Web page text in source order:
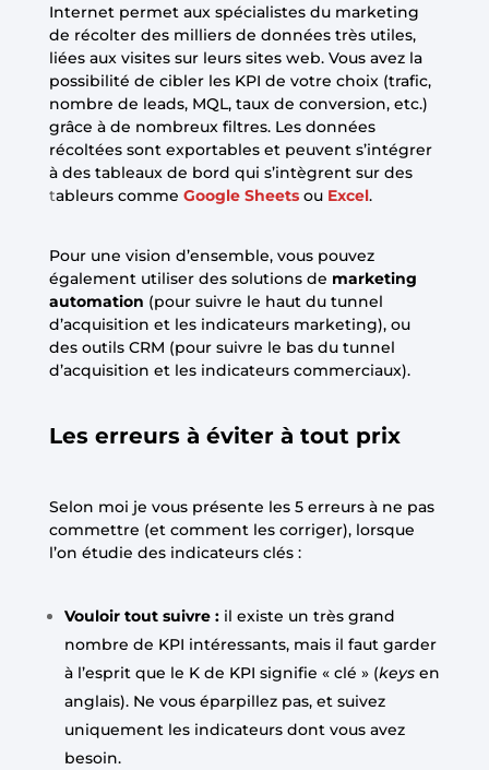
Internet permet aux spécialistes du marketing
de récolter des milliers de données très utiles,
liées aux visites sur leurs sites web. Vous avez la
possibilité de cibler les KPI de votre choix (trafic,
nombre de leads, MQL, taux de conversion, etc.)
grâce à de nombreux filtres. Les données
récoltées sont exportables et peuvent s’intégrer
à des tableaux de bord qui s’intègrent sur des
tableurs comme Google Sheetsou Excel.
Pour une vision d’ensemble, vous pouvez
également utiliser des solutions de marketing
automation (pour suivre le haut du tunnel
d’acquisition et les indicateurs marketing), ou
des outils CRM (pour suivre le bas du tunnel
d’acquisition et les indicateurs commerciaux).
Les erreurs à éviter à tout prix
Selon moi je vous présente les 5 erreurs à ne pas
commettre (et comment les corriger), lorsque
l’on étudie des indicateurs clés :
Vouloir tout suivre :il existe un très grand
nombre de KPI intéressants, mais il faut garder
à l’esprit que le K de KPI signifie « clé » (keysen
anglais). Ne vous éparpillez pas, et suivez
uniquement les indicateurs dont vous avez
besoin.